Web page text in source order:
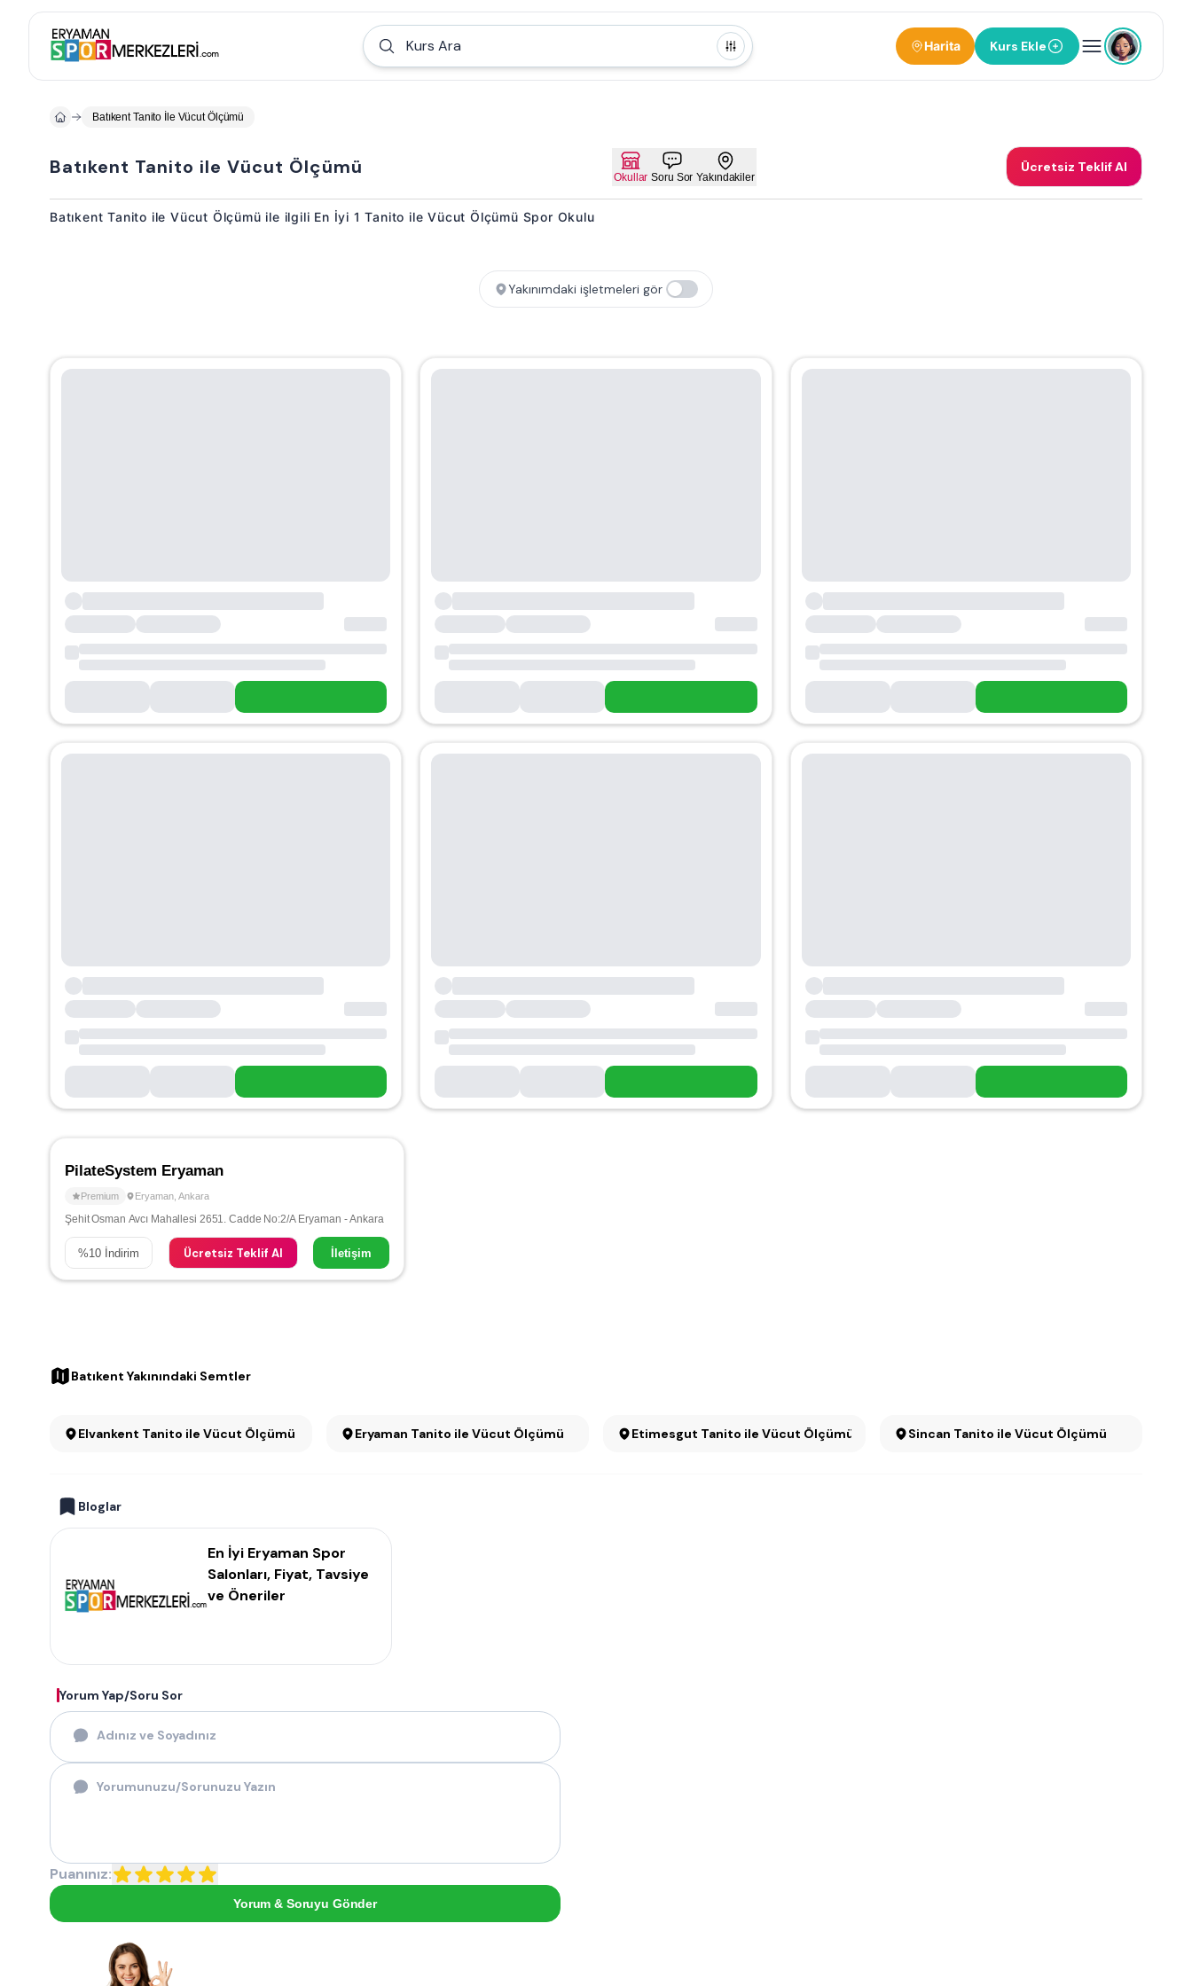
Kurs Ara Harita Kurs Ekle
Batıkent Tanito İle Vücut Ölçümü
Batıkent Tanito ile Vücut Ölçümü Okullar Soru Sor Yakındakiler
Ücretsiz Teklif Al
Batıkent Tanito ile Vücut Ölçümü ile ilgili En İyi 1 Tanito ile Vücut Ölçümü Spor Okulu
Yakınımdaki işletmeleri gör
PilateSystem Eryaman
Premium Eryaman Ankara
Şehit Osman Avcı Mahallesi 2651. Cadde No:2/A Eryaman - Ankara
%10 İndirim Ücretsiz Teklif Al İletişim
Batıkent Yakınındaki Semtler
Elvankent Tanito ile Vücut Ölçümü Eryaman Tanito ile Vücut Ölçümü Etimesgut Tanito ile Vücut Ölçümü Sincan Tanito ile Vücut Ölçümü
Bloglar
En İyi Eryaman Spor
Salonları, Fiyat, Tavsiye
ve Öneriler
Yorum Yap/Soru Sor
Puanınız:
Yorum & Soruyu Gönder